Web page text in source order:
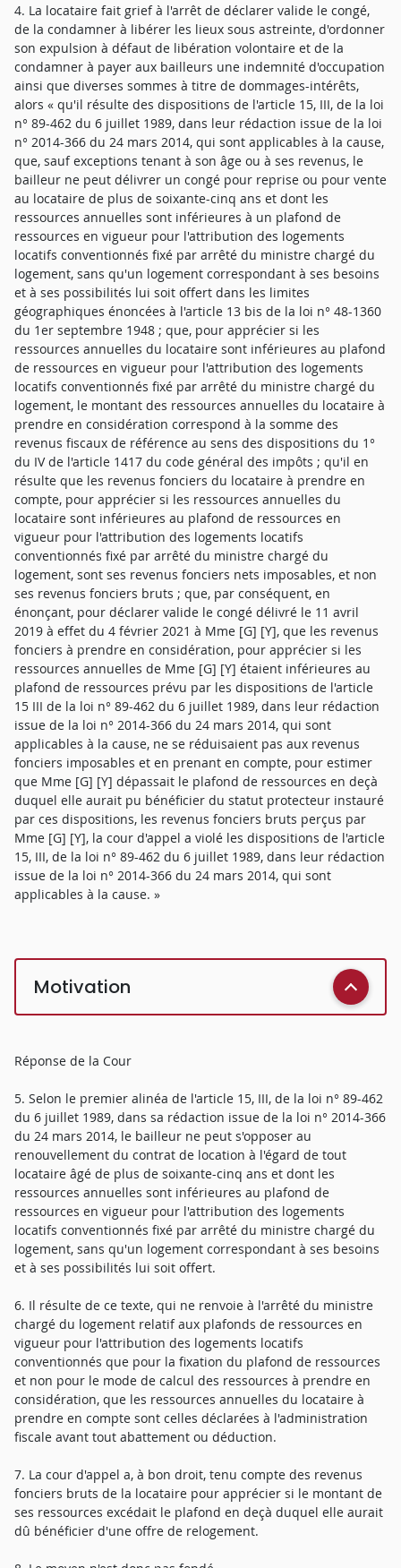
4. La locataire fait grief à l'arrêt de déclarer valide le congé,
de la condamner à libérer les lieux sous astreinte, d'ordonner
son expulsion à défaut de libération volontaire et de la
condamner à payer aux bailleurs une indemnité d'occupation
ainsi que diverses sommes à titre de dommages-intérêts,
alors « qu'il résulte des dispositions de l'article 15, III, de la loi
n° 89-462 du 6 juillet 1989, dans leur rédaction issue de la loi
n° 2014-366 du 24 mars 2014, qui sont applicables à la cause,
que, sauf exceptions tenant à son âge ou à ses revenus, le
bailleur ne peut délivrer un congé pour reprise ou pour vente
au locataire de plus de soixante-cinq ans et dont les
ressources annuelles sont inférieures à un plafond de
ressources en vigueur pour l'attribution des logements
locatifs conventionnés fixé par arrêté du ministre chargé du
logement, sans qu'un logement correspondant à ses besoins
et à ses possibilités lui soit offert dans les limites
géographiques énoncées à l'article 13 bis de la loi n° 48-1360
du 1er septembre 1948 ; que, pour apprécier si les
ressources annuelles du locataire sont inférieures au plafond
de ressources en vigueur pour l'attribution des logements
locatifs conventionnés fixé par arrêté du ministre chargé du
logement, le montant des ressources annuelles du locataire à
prendre en considération correspond à la somme des
revenus fiscaux de référence au sens des dispositions du 1°
du IV de l'article 1417 du code général des impôts ; qu'il en
résulte que les revenus fonciers du locataire à prendre en
compte, pour apprécier si les ressources annuelles du
locataire sont inférieures au plafond de ressources en
vigueur pour l'attribution des logements locatifs
conventionnés fixé par arrêté du ministre chargé du
logement, sont ses revenus fonciers nets imposables, et non
ses revenus fonciers bruts ; que, par conséquent, en
énonçant, pour déclarer valide le congé délivré le 11 avril
2019 à effet du 4 février 2021 à Mme [G] [Y], que les revenus
fonciers à prendre en considération, pour apprécier si les
ressources annuelles de Mme [G] [Y] étaient inférieures au
plafond de ressources prévu par les dispositions de l'article
15 III de la loi n° 89-462 du 6 juillet 1989, dans leur rédaction
issue de la loi n° 2014-366 du 24 mars 2014, qui sont
applicables à la cause, ne se réduisaient pas aux revenus
fonciers imposables et en prenant en compte, pour estimer
que Mme [G] [Y] dépassait le plafond de ressources en deçà
duquel elle aurait pu bénéficier du statut protecteur instauré
par ces dispositions, les revenus fonciers bruts perçus par
Mme [G] [Y], la cour d'appel a violé les dispositions de l'article
15, III, de la loi n° 89-462 du 6 juillet 1989, dans leur rédaction
issue de la loi n° 2014-366 du 24 mars 2014, qui sont
applicables à la cause. »
Motivation
Réponse de la Cour
5. Selon le premier alinéa de l'article 15, III, de la loi n° 89-462
du 6 juillet 1989, dans sa rédaction issue de la loi n° 2014-366
du 24 mars 2014, le bailleur ne peut s'opposer au
renouvellement du contrat de location à l'égard de tout
locataire âgé de plus de soixante-cinq ans et dont les
ressources annuelles sont inférieures au plafond de
ressources en vigueur pour l'attribution des logements
locatifs conventionnés fixé par arrêté du ministre chargé du
logement, sans qu'un logement correspondant à ses besoins
et à ses possibilités lui soit offert.
6. Il résulte de ce texte, qui ne renvoie à l'arrêté du ministre
chargé du logement relatif aux plafonds de ressources en
vigueur pour l'attribution des logements locatifs
conventionnés que pour la fixation du plafond de ressources
et non pour le mode de calcul des ressources à prendre en
considération, que les ressources annuelles du locataire à
prendre en compte sont celles déclarées à l'administration
fiscale avant tout abattement ou déduction.
7. La cour d'appel a, à bon droit, tenu compte des revenus
fonciers bruts de la locataire pour apprécier si le montant de
ses ressources excédait le plafond en deçà duquel elle aurait
dû bénéficier d'une offre de relogement.